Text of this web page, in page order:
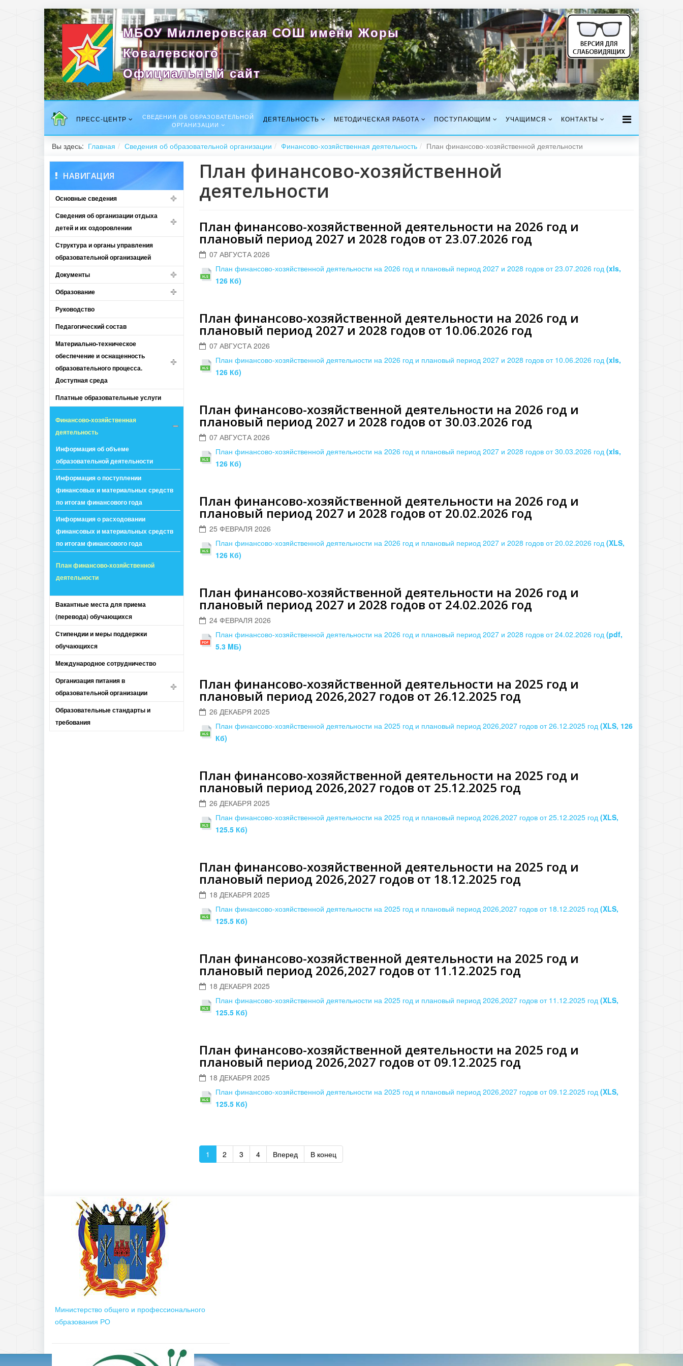
МБОУ Миллеровская СОШ имени Жоры
Ковалевского
Официальный сайт
ПРЕСС-ЦЕНТР
СВЕДЕНИЯ ОБ ОБРАЗОВАТЕЛЬНОЙ
ОРГАНИЗАЦИИ
ДЕЯТЕЛЬНОСТЬ МЕТОДИЧЕСКАЯ РАБОТА ПОСТУПАЮЩИМ УЧАЩИМСЯ КОНТАКТЫ
Вы здесь: Главная Сведения об образовательной организации Финансово-хозяйственная деятельность План финансово-хозяйственной деятельности
НАВИГАЦИЯ
Основные сведения
Сведения об организации отдыха
детей и их оздоровлении
Структура и органы управления
образовательной организацией
Документы
Образование
Руководство
Педагогический состав
Материально-техническое
обеспечение и оснащенность
образовательного процесса.
Доступная среда
Платные образовательные услуги
Финансово-хозяйственная
деятельность
Информация об объеме
образовательной деятельности
Информация о поступлении
финансовых и материальных средств
по итогам финансового года
Информация о расходовании
финансовых и материальных средств
по итогам финансового года
План финансово-хозяйственной
деятельности
Вакантные места для приема
(перевода) обучающихся
Стипендии и меры поддержки
обучающихся
Международное сотрудничество
Организация питания в
образовательной организации
Образовательные стандарты и
требования
План финансово-хозяйственной
деятельности
План финансово-хозяйственной деятельности на 2026 год и
плановый период 2027 и 2028 годов от 23.07.2026 год
07 АВГУСТА 2026
План финансово-хозяйственной деятельности на 2026 год и плановый период 2027 и 2028 годов от 23.07.2026 год (xls,
126 Кб)
План финансово-хозяйственной деятельности на 2026 год и
плановый период 2027 и 2028 годов от 10.06.2026 год
07 АВГУСТА 2026
План финансово-хозяйственной деятельности на 2026 год и плановый период 2027 и 2028 годов от 10.06.2026 год (xls,
126 Кб)
План финансово-хозяйственной деятельности на 2026 год и
плановый период 2027 и 2028 годов от 30.03.2026 год
07 АВГУСТА 2026
План финансово-хозяйственной деятельности на 2026 год и плановый период 2027 и 2028 годов от 30.03.2026 год (xls,
126 Кб)
План финансово-хозяйственной деятельности на 2026 год и
плановый период 2027 и 2028 годов от 20.02.2026 год
25 ФЕВРАЛЯ 2026
План финансово-хозяйственной деятельности на 2026 год и плановый период 2027 и 2028 годов от 20.02.2026 год (XLS,
126 Кб)
План финансово-хозяйственной деятельности на 2026 год и
плановый период 2027 и 2028 годов от 24.02.2026 год
24 ФЕВРАЛЯ 2026
План финансово-хозяйственной деятельности на 2026 год и плановый период 2027 и 2028 годов от 24.02.2026 год (pdf,
5.3 MБ)
План финансово-хозяйственной деятельности на 2025 год и
плановый период 2026,2027 годов от 26.12.2025 год
26 ДЕКАБРЯ 2025
План финансово-хозяйственной деятельности на 2025 год и плановый период 2026,2027 годов от 26.12.2025 год (XLS, 126
Кб)
План финансово-хозяйственной деятельности на 2025 год и
плановый период 2026,2027 годов от 25.12.2025 год
26 ДЕКАБРЯ 2025
План финансово-хозяйственной деятельности на 2025 год и плановый период 2026,2027 годов от 25.12.2025 год (XLS,
125.5 Кб)
План финансово-хозяйственной деятельности на 2025 год и
плановый период 2026,2027 годов от 18.12.2025 год
18 ДЕКАБРЯ 2025
План финансово-хозяйственной деятельности на 2025 год и плановый период 2026,2027 годов от 18.12.2025 год (XLS,
125.5 Кб)
План финансово-хозяйственной деятельности на 2025 год и
плановый период 2026,2027 годов от 11.12.2025 год
18 ДЕКАБРЯ 2025
План финансово-хозяйственной деятельности на 2025 год и плановый период 2026,2027 годов от 11.12.2025 год (XLS,
125.5 Кб)
План финансово-хозяйственной деятельности на 2025 год и
плановый период 2026,2027 годов от 09.12.2025 год
18 ДЕКАБРЯ 2025
План финансово-хозяйственной деятельности на 2025 год и плановый период 2026,2027 годов от 09.12.2025 год (XLS,
125.5 Кб)
1 2 3 4 Вперед В конец
Министерство общего и профессионального
образования РО